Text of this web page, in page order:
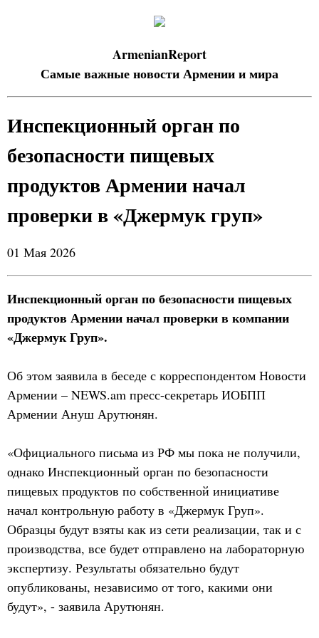
ArmenianReport
Самые важные новости Армении и мира
Инспекционный орган по
безопасности пищевых
продуктов Армении начал
проверки в «Джермук груп»
01 Мая 2026
Инспекционный орган по безопасности пищевых
продуктов Армении начал проверки в компании
«Джермук Груп».
Об этом заявила в беседе с корреспондентом Новости
Армении – NEWS.am пресс-секретарь ИОБПП
Армении Ануш Арутюнян.
«Официального письма из РФ мы пока не получили,
однако Инспекционный орган по безопасности
пищевых продуктов по собственной инициативе
начал контрольную работу в «Джермук Груп».
Образцы будут взяты как из сети реализации, так и с
производства, все будет отправлено на лабораторную
экспертизу. Результаты обязательно будут
опубликованы, независимо от того, какими они
будут», - заявила Арутюнян.